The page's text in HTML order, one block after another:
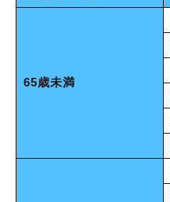
65歳未満